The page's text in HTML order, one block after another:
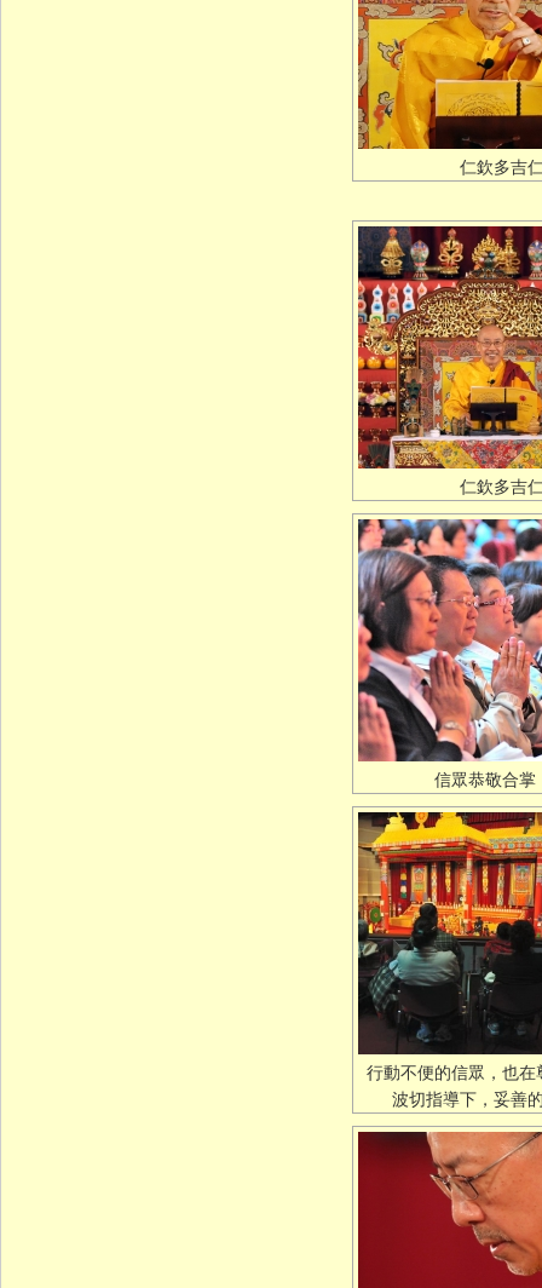
仁欽多吉
仁欽多吉
信眾恭敬合掌
行動不便的信眾，也
波切指導下，妥善